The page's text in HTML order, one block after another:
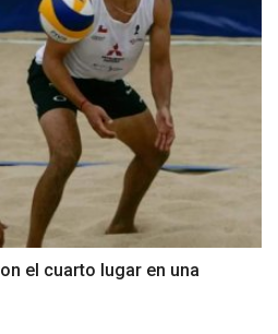
el cuarto lugar en una